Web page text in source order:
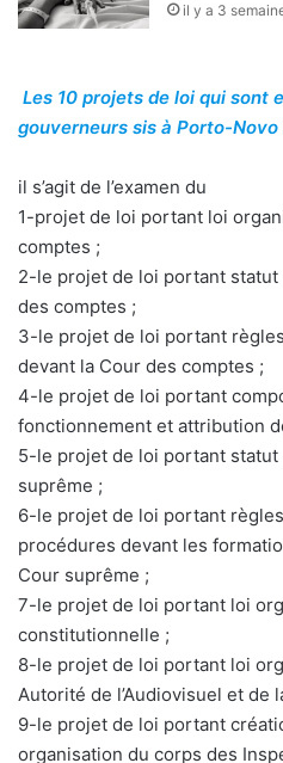
il y a 3
Les 10 projets de loi qui sont
gouverneurs sis à Porto-
il s’agit de l’examen du
1-projet de loi portant loi
comptes ;
2-le projet de loi portant
des comptes ;
3-le projet de loi portant
devant la Cour des comptes ;
4-le projet de loi portant
fonctionnement et attribution
5-le projet de loi portant
suprême ;
6-le projet de loi portant
procédures devant les
Cour suprême ;
7-le projet de loi portant loi
constitutionnelle ;
8-le projet de loi portant loi
Autorité de l’Audiovisuel et de
9-le projet de loi portant
organisation du corps des